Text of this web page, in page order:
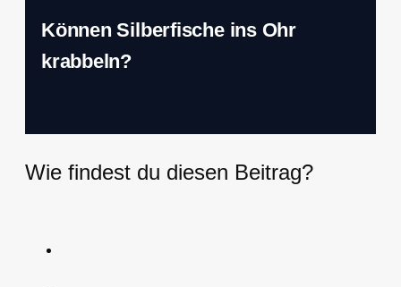
Können Silberfische ins Ohr
krabbeln?
Wie findest du diesen Beitrag?